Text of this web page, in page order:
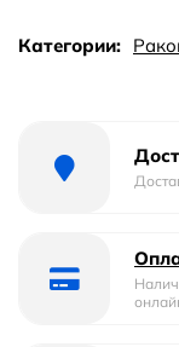
Тип накладная
Материал Фаянс
Гарантийный срок
Категории: